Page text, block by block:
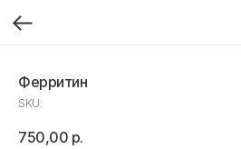
Ферритин
SKU:
750,00 р.